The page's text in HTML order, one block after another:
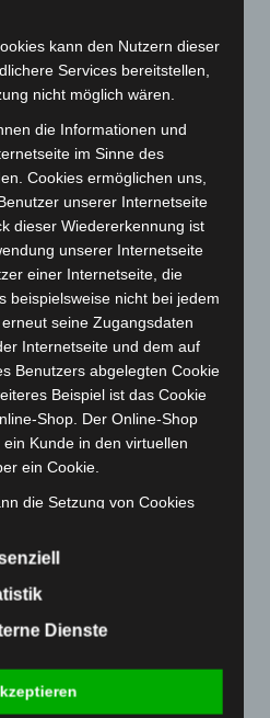
kann den Nutzern dieser
Services bereitstellen,
nicht möglich wären.
die Informationen und
im Sinne des
Cookies ermöglichen uns,
unserer Internetseite
dieser Wiedererkennung ist
unserer Internetseite
einer Internetseite, die
beispielsweise nicht bei jedem
seine Zugangsdaten
Internetseite und dem auf
Benutzers abgelegten Cookie
Beispiel ist das Cookie
Shop. Der Online-Shop
Kunde in den virtuellen
ein Cookie.
die Setzung von Cookies
des genutzten
Ferner können
über einen
in allen gängigen
Deaktiviert die betroffene
Dienste